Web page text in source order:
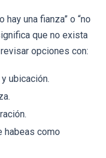
una fianza” o “no
que no exista
opciones con:
ubicación.
habeas como